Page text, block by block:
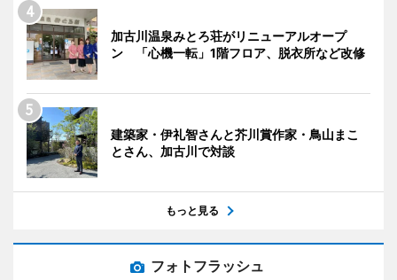
加古川温泉みとろ荘がリニューアルオープ
ン 「心機一転」1階フロア、脱衣所など改修
建築家・伊礼智さんと芥川賞作家・鳥山まこ
とさん、加古川で対談
もっと見る
フォトフラッシュ